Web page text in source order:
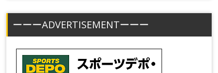
ーーーADVERTISEMENTーーー